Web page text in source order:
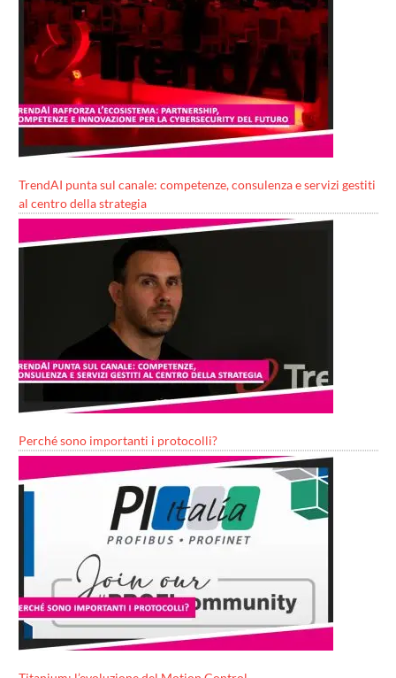
TrendAI punta sul canale: competenze, consulenza e servizi gestiti
al centro della strategia
Perché sono importanti i protocolli?